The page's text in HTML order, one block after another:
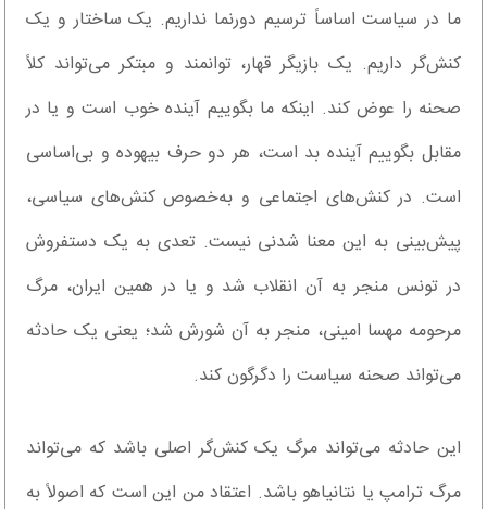
ما در سیاست اساساً ترسیم دورنما نداریم. یک ساختار و یک
کنش‌گر داریم. یک بازیگر قهار، توانمند و مبتکر می‌تواند کلاً
صحنه را عوض کند. اینکه ما بگوییم آینده خوب است و یا در
مقابل بگوییم آینده بد است، هر دو حرف بیهوده و بی‌اساسی
است. در کنش‌های اجتماعی و به‌خصوص کنش‌های سیاسی،
پیش‌بینی به این معنا شدنی نیست. تعدی به یک دستفروش
در تونس منجر به آن انقلاب شد و یا در همین ایران، مرگ
مرحومه مهسا امینی، منجر به آن شورش شد؛ یعنی یک حادثه
می‌تواند صحنه سیاست را دگرگون کند.
این حادثه می‌تواند مرگ یک کنش‌گر اصلی باشد که می‌تواند
مرگ ترامپ یا نتانیاهو باشد. اعتقاد من این است که اصولاً به